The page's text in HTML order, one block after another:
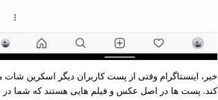
خیر، اینستاگرام وقتی از پست کاربران دیگر اسکرین شات
کند. پست ها در اصل عکس و فیلم هایی هستند که شما در